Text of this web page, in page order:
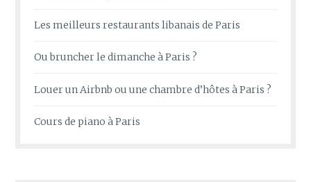
Les meilleurs restaurants libanais de Paris
Ou bruncher le dimanche à Paris ?
Louer un Airbnb ou une chambre d’hôtes à Paris ?
Cours de piano à Paris